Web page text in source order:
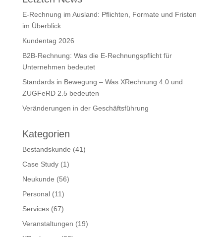
E-Rechnung im Ausland: Pflichten, Formate und Fristen
im Überblick
Kundentag 2026
B2B-Rechnung: Was die E-Rechnungspflicht für
Unternehmen bedeutet
Standards in Bewegung – Was XRechnung 4.0 und
ZUGFeRD 2.5 bedeuten
Veränderungen in der Geschäftsführung
Kategorien
Bestandskunde (41)
Case Study(1)
Neukunde (56)
Personal(11)
Services(67)
Veranstaltungen (19)